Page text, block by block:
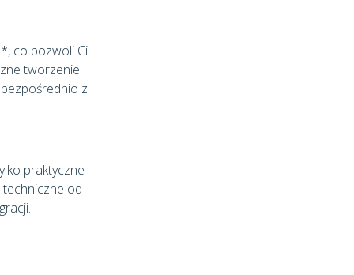
co pozwoli Ci
tworzenie
z
praktyczne
techniczne od